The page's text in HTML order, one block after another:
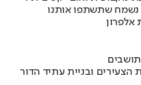
שתשתפו אותנו
הצעירים ובניית עתיד הדור